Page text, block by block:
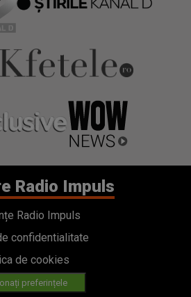
Radio Impuls
Radio Impuls
confidentialitate
de cookies
preferințele